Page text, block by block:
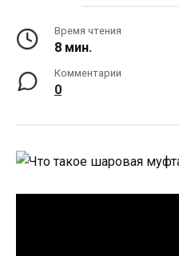
Время чтения
8 мин.
Комментарии
0